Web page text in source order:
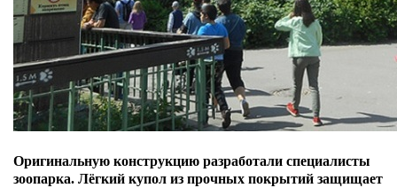
Оригинальную конструкцию разработали специалисты
зоопарка. Лёгкий купол из прочных покрытий защищает